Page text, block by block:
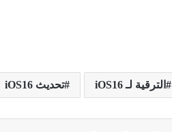
الترقية لـ iOS16 تحديث iOS16